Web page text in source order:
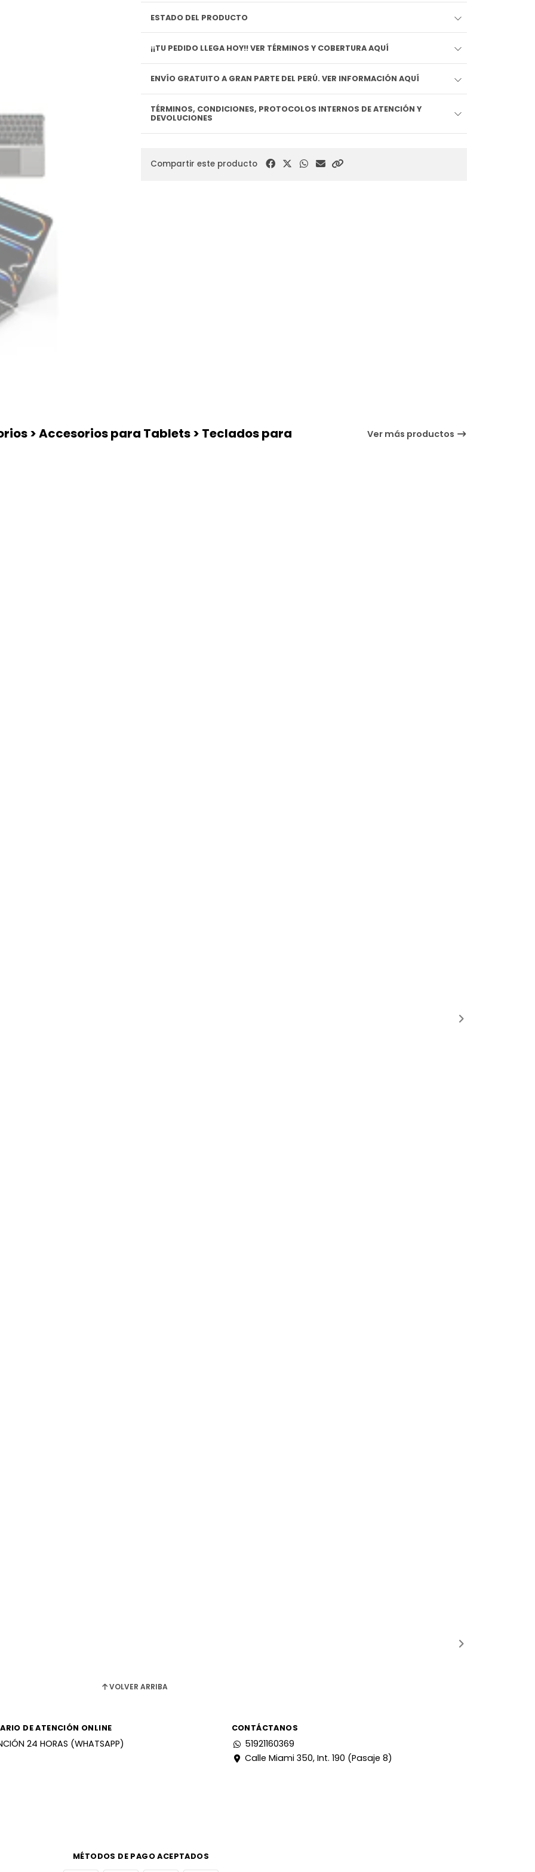
ESTADO DEL PRODUCTO
¡¡TU PEDIDO LLEGA HOY!! VER TÉRMINOS Y COBERTURA AQUÍ
ENVÍO GRATUITO A GRAN PARTE DEL PERÚ. VER INFORMACIÓN AQUÍ
TÉRMINOS, CONDICIONES, PROTOCOLOS INTERNOS DE ATENCIÓN Y
DEVOLUCIONES
Compartir este producto
> Accesorios para Tablets > Teclados para Ver más productos
VOLVER ARRIBA
DE ATENCIÓN ONLINE
24 HORAS (WHATSAPP)
CONTÁCTANOS
51921160369
Calle Miami 350, Int. 190 (Pasaje 8)
MÉTODOS DE PAGO ACEPTADOS